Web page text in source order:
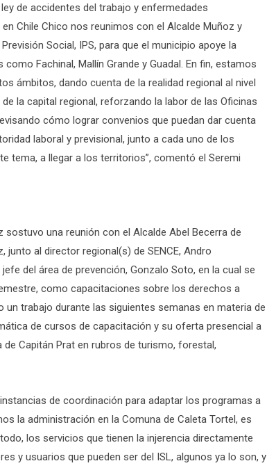
de accidentes del trabajo y enfermedades
Chile Chico nos reunimos con el Alcalde Muñoz y
Social, IPS, para que el municipio apoye la
Fachinal, Mallín Grande y Guadal. En fin, estamos
ámbitos, dando cuenta de la realidad regional al nivel
la capital regional, reforzando la labor de las Oficinas
cómo lograr convenios que puedan dar cuenta
laboral y previsional, junto a cada uno de los
tema, a llegar a los territorios”, comentó el Seremi
sostuvo una reunión con el Alcalde Abel Becerra de
al director regional(s) de SENCE, Andro
del área de prevención, Gonzalo Soto, en la cual se
como capacitaciones sobre los derechos a
trabajo durante las siguientes semanas en materia de
de cursos de capacitación y su oferta presencial a
Capitán Prat en rubros de turismo, forestal,
de coordinación para adaptar los programas a
la administración en la Comuna de Caleta Tortel, es
los servicios que tienen la injerencia directamente
y usuarios que pueden ser del ISL, algunos ya lo son, y